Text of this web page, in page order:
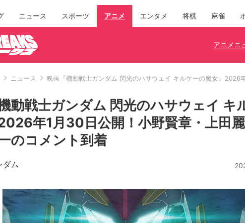
ニュース スポーツ アニメ エンタメ 将棋 麻雀
アニメニ
ニュース 映画『機動戦士ガンダム 閃光のハサウェイ キルケーの魔女』2026
動戦士ガンダム 閃光のハサウェイ キ
年1月30日公開！小野賢章・上田
のコメント到着
ダム